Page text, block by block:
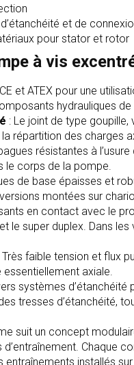
et de
pour stator et rotor
à vis
et ATEX pour une
hydrauliques
: Le joint de type
répartition des charges
résistantes à
le corps de la pompe.
de base épaisses et
montées sur
en contact avec le
le super duplex. Dans
Très faible tension et flux
axiale.
systèmes
tresses d’étanchéité,
suit un concept
Chaque
entraînements installés